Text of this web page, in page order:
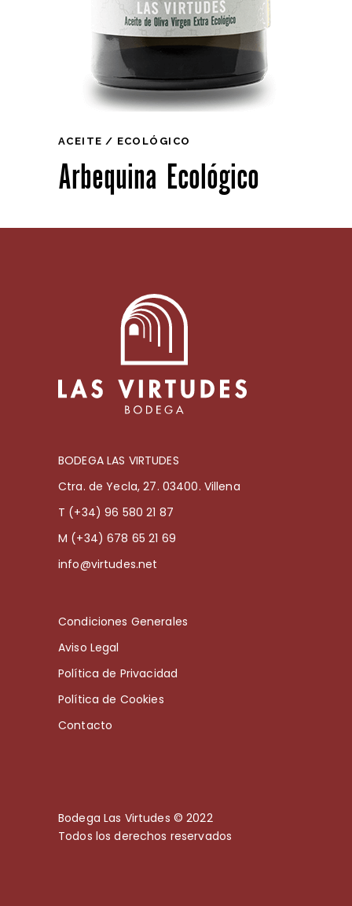
ACEITE ECOLÓGICO
Arbequina Ecológico
BODEGA LAS VIRTUDES
Ctra. de Yecla, 27. 03400. Villena
T (+34) 96 580 21 87
M (+34) 678 65 21 69
info@virtudes.net
Condiciones Generales
Aviso Legal
Política de Privacidad
Política de Cookies
Contacto
Bodega Las Virtudes © 2022
Todos los derechos reservados